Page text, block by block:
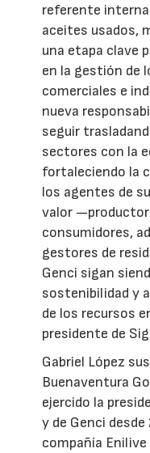
referente
aceites usados,
una etapa clave
en la gestión de
comerciales e
nueva
seguir
sectores con la
fortaleciendo la
los agentes de
valor
consumidores,
gestores de
Genci sigan
sostenibilidad y
de los recursos
presidente de
Gabriel López
Buenaventura
ejercido la
y de Genci
compañía Enilive